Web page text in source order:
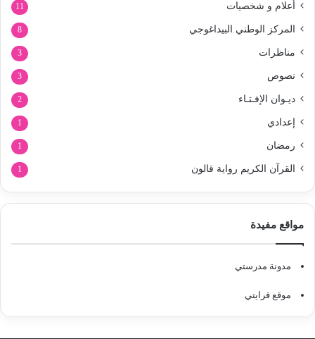
أعلام و شخصيات 11
المركز الوطني البيداغوجي 8
مناظرات 3
نصوص 3
ديـوان الإفـتـاء 2
إعدادي 1
رمضان 1
القرآن الكريم رواية قالون 1
مواقع مفيدة
مدونة مدرستي
موقع قرايتي